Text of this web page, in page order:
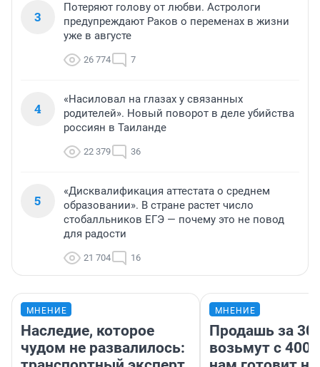
3
Потеряют голову от любви. Астрологи
предупреждают Раков о переменах в жизни
уже в августе
26 774 7
4
«Насиловал на глазах у связанных
родителей». Новый поворот в деле убийства
россиян в Таиланде
22 379 36
5
«Дисквалификация аттестата о среднем
образовании». В стране растет число
стобалльников ЕГЭ — почему это не повод
для радости
21 704 16
МНЕНИЕ
Наследие, которое
чудом не развалилось:
МНЕНИЕ
Продашь за
возьмут с